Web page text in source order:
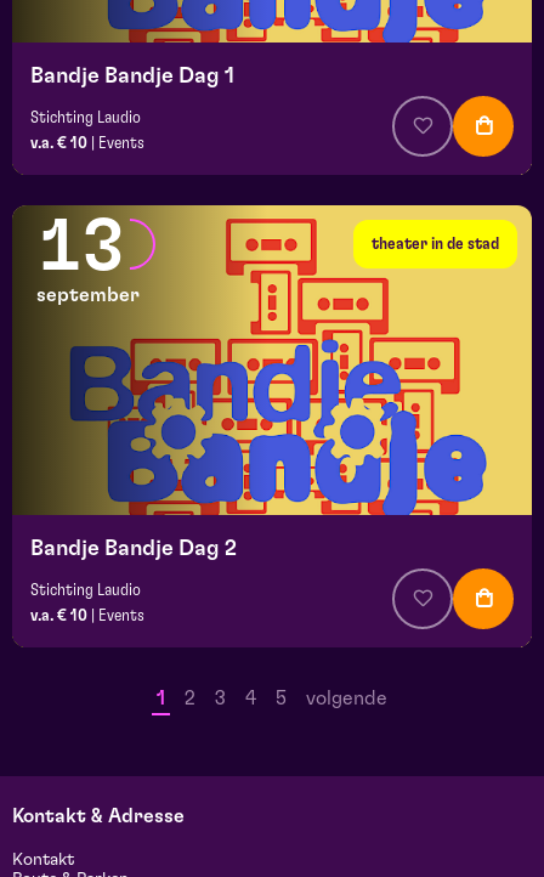
Bandje Bandje Dag 1
Stichting Laudio
v.a. € 10
Events
theater in de stad
13
september
Bandje Bandje Dag 2
Stichting Laudio
v.a. € 10
Events
1 2 3 4 5 volgende
Kontakt & Adresse
Kontakt